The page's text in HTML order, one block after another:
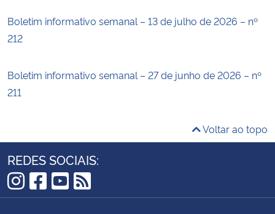
Boletim informativo semanal – 13 de julho de 2026 – nº
212
Boletim informativo semanal – 27 de junho de 2026 – nº
211
Voltar ao topo
REDES SOCIAIS:
Instagram
Facebook
YouTube
RSS